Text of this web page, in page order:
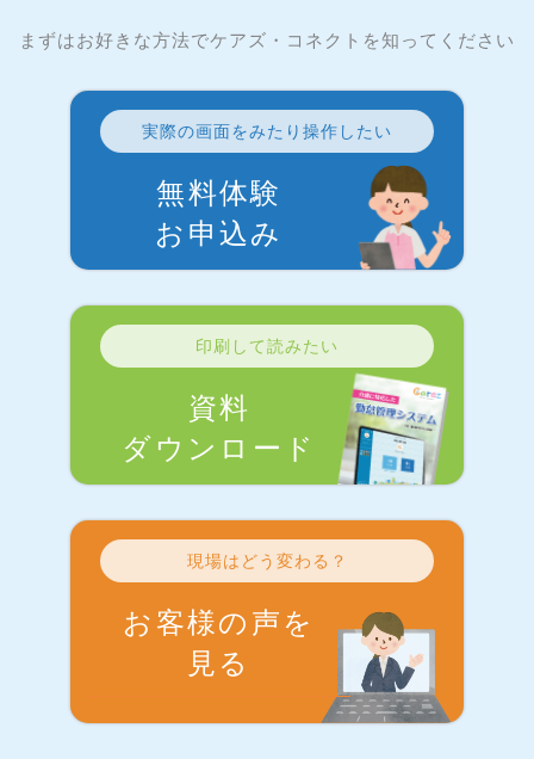
まずはお好きな方法でケアズ・コネクトを知ってください
実際の画面をみたり操作したい
無料体験
お申込み
印刷して読みたい
資料
ダウンロード
現場はどう変わる？
お客様の声を
見る